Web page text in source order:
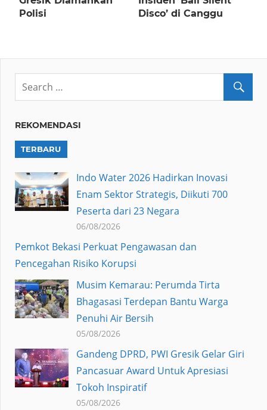
Polisi
Disco’ di Canggu
REKOMENDASI
TERBARU
Indo Water 2026 Hadirkan Inovasi
Enam Sektor Strategis, Diikuti 700
Peserta dari 23 Negara
06/08/2026
Pemkot Bekasi Perkuat Pengawasan dan
Pencegahan Risiko Korupsi
Musim Kemarau: Perumda Tirta
Bhagasasi Terdepan Bantu Warga
Penuhi Air Bersih
05/08/2026
Gandeng DPRD, PWI Gresik Gelar Giri
Pancasuar Award Untuk Apresiasi
Tokoh Inspiratif
05/08/2026